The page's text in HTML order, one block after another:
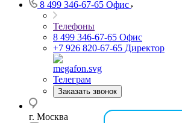
8 499 346-67-65 Офис
Телефоны
8 499 346-67-65 Офис
+7 926 820-67-65 Директор
Телеграм
Заказать звонок
г. Москва